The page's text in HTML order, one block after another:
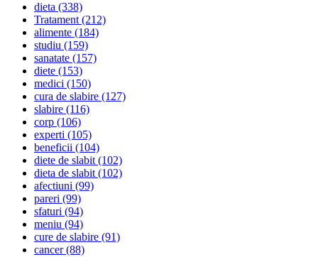
dieta (338)
Tratament(212)
alimente (184)
studiu (159)
sanatate (157)
diete (153)
medici (150)
cura de slabire (127)
slabire (116)
corp (106)
experti (105)
beneficii (104)
diete de slabit(102)
dieta de slabit(102)
afectiuni (99)
pareri (99)
sfaturi (94)
meniu (94)
cure de slabire (91)
cancer(88)